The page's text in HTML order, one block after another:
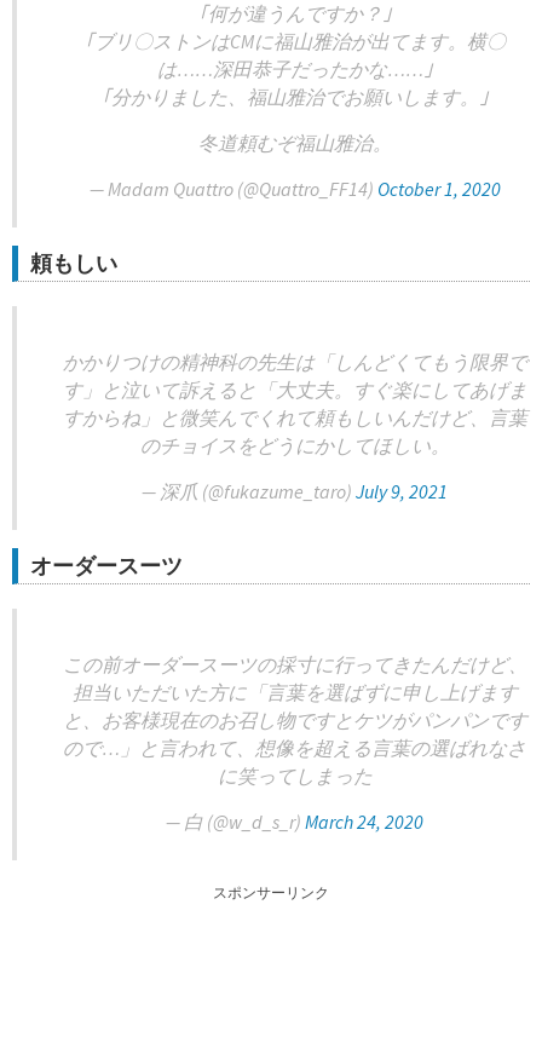
｢何が違うんですか？｣
｢ブリ〇ストンはCMに福山雅治が出てます。横〇
は……深田恭子だったかな……｣
｢分かりました、福山雅治でお願いします。｣
冬道頼むぞ福山雅治。
— Madam Quattro (@Quattro_FF14) October 1, 2020
頼もしい
かかりつけの精神科の先生は「しんどくてもう限界で
す」と泣いて訴えると「大丈夫。すぐ楽にしてあげま
すからね」と微笑んでくれて頼もしいんだけど、言葉
のチョイスをどうにかしてほしい。
— 深爪 (@fukazume_taro) July 9, 2021
オーダースーツ
この前オーダースーツの採寸に行ってきたんだけど、
担当いただいた方に「言葉を選ばずに申し上げます
と、お客様現在のお召し物ですとケツがパンパンです
ので…」と言われて、想像を超える言葉の選ばれなさ
に笑ってしまった
— 白 (@w_d_s_r) March 24, 2020
スポンサーリンク